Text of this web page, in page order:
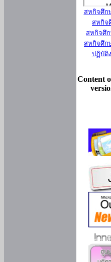
สหกิจศึก
สหกิจ
สหกิจศึ
สหกิจศึก
ปฏิบัติ
Content